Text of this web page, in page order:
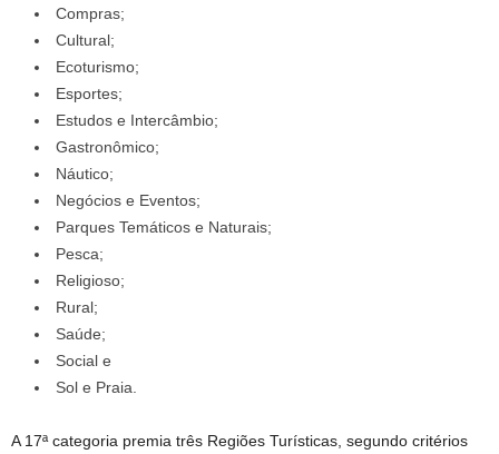
Compras;
Cultural;
Ecoturismo;
Esportes;
Estudos e Intercâmbio;
Gastronômico;
Náutico;
Negócios e Eventos;
Parques Temáticos e Naturais;
Pesca;
Religioso;
Rural;
Saúde;
Social e
Sol e Praia.
A 17ª categoria premia três Regiões Turísticas, segundo critérios